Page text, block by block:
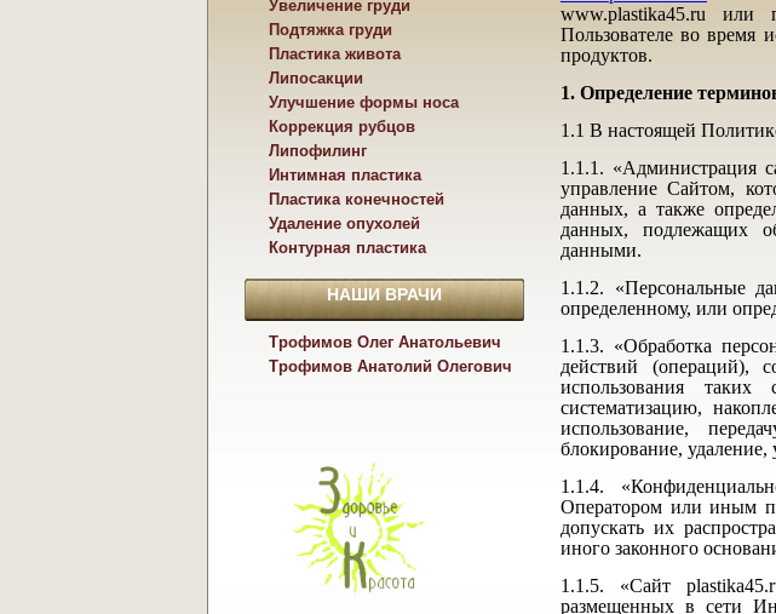
Увеличение груди
Подтяжка груди
Пластика живота
Липосакции
Улучшение формы носа
Коррекция рубцов
Липофилинг
Интимная пластика
Пластика конечностей
Удаление опухолей
Контурная пластика
НАШИ ВРАЧИ
Трофимов Олег Анатольевич
Трофимов Анатолий Олегович
www.plastika45.ru или
Пользователе во время
продуктов.
1. Определение
1.1 В настоящей
1.1.1. «Администрация
управление Сайтом,
данных, а также
данных, подлежащих
данными.
1.1.2. «Персональные
определенному, или
1.1.3. «Обработка
действий (операций),
использования
систематизацию,
использование,
блокирование,
1.1.4.
Оператором или иным
допускать их
иного законного
1.1.5. «Сайт
размещенных в сети